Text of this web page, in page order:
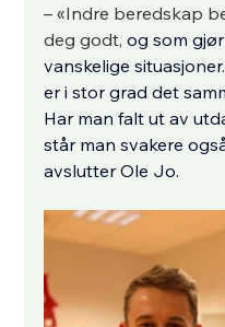
– «Indre beredskap
deg godt, og som
vanskelige
er i stor grad det
Har man falt ut av
står man svakere
avslutter Ole Jo.